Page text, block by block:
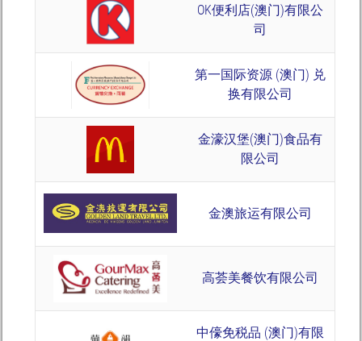
OK便利店(澳门)有限公
司
第一国际资源 (澳门) 兑
换有限公司
金濠汉堡(澳门)食品有
限公司
金澳旅运有限公司
高荟美餐饮有限公司
中儫免税品 (澳门)有限